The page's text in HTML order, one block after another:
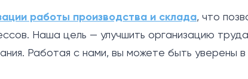
работы производства и склада, что
Наша цель — улучшить организацию
Работая с нами, вы можете быть уверены в